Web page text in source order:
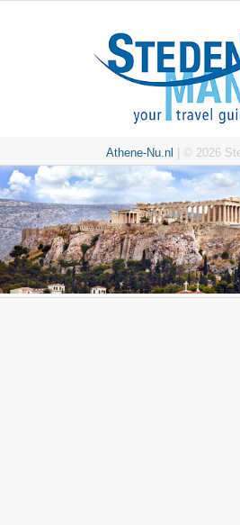
Athene-Nu.nl | © 2026